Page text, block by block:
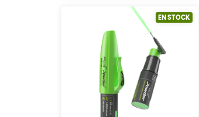
EN STOCK